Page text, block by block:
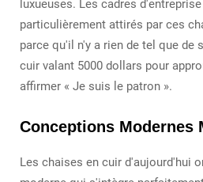
luxueuses. Les cadres
particulièrement attirés par ces
parce qu'il n'y a rien de tel que de
cuir valant 5000 dollars pour
affirmer « Je suis le patron ».
Conceptions Modernes
Les chaises en cuir d'aujourd'hui